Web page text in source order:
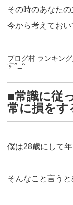
その時のあなたの
今から考えておい
ブログ村 ランキン
す^_^
■常識に従
常に損をす
僕は28歳にして
そんなこと言うと